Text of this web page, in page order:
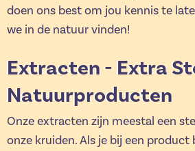
doen ons best om jou kennis te
we in de natuur vinden!
Extracten - Extra
Natuurproducten
Onze extracten zijn meestal een
onze kruiden. Als je bij een product